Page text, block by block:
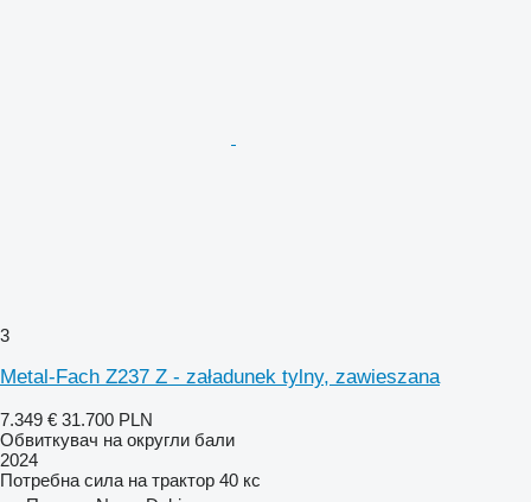
3
Metal-Fach Z237 Z - załadunek tylny, zawieszana
7.349 € 31.700 PLN
Обвиткувач на округли бали
2024
Потребна сила на трактор 40 кс